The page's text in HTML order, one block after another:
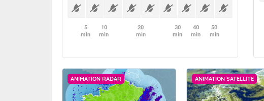
5
min
10
min
20
min
30
min
40
min
50
min
ANIMATION RADAR ANIMATION SATELLITE